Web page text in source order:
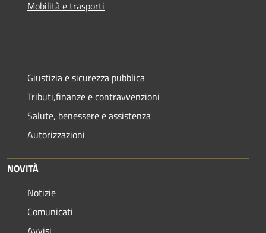
Mobilità e trasporti
Giustizia e sicurezza pubblica
Tributi,finanze e contravvenzioni
Salute, benessere e assistenza
Autorizzazioni
NOVITÀ
Notizie
Comunicati